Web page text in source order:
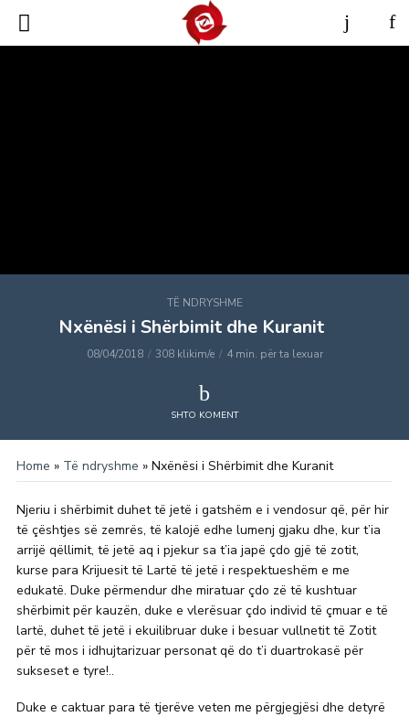
TË NDRYSHME
Nxënësi i Shërbimit dhe Kuranit
08/04/2018 308 klikim/e 4 min. për ta lexuar
SHTO KOMENT
Home » Të ndryshme » Nxënësi i Shërbimit dhe Kuranit
Njeriu i shërbimit duhet të jetë i gatshëm e i vendosur që, për hir
të çështjes së zemrës, të kalojë edhe lumenj gjaku dhe, kur t’ia
arrijë qëllimit, të jetë aq i pjekur sa t’ia japë çdo gjë të zotit,
kurse para Krijuesit të Lartë të jetë i respektueshëm e me
edukatë. Duke përmendur dhe miratuar çdo zë të kushtuar
shërbimit për kauzën, duke e vlerësuar çdo individ të çmuar e të
lartë, duhet të jetë i ekuilibruar duke i besuar vullnetit të Zotit
për të mos i idhujtarizuar personat që do t’i duartrokasë për
sukseset e tyre!..
Duke e caktuar para të tjerëve veten me përgjegjësi dhe detyrë